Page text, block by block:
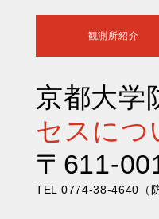
観測所紹介
京都大
セスにつ
〒611-
TEL 0774-38-4640（